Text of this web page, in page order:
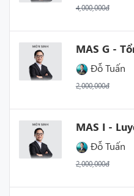
4,000,000đ
MAS G -
Đỗ Tuấn
2,000,000đ
MAS I -
Đỗ Tuấn
2,000,000đ